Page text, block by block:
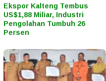
Ekspor Kalteng Tembus
US$1,88 Miliar, Industri
Pengolahan Tumbuh 26
Persen